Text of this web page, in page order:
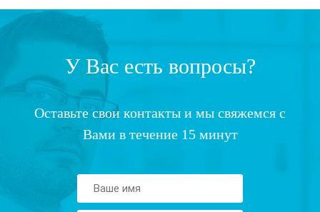
У Вас есть вопросы?
Оставьте свои контакты и мы свяжемся с
Вами в течение 15 минут